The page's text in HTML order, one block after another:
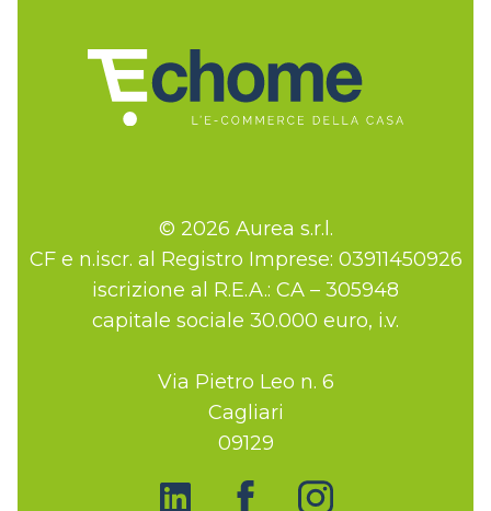
© 2026 Aurea s.r.l.
CF e n.iscr. al Registro Imprese: 03911450926
iscrizione al R.E.A.: CA – 305948
capitale sociale 30.000 euro, i.v.
Via Pietro Leo n. 6
Cagliari
09129